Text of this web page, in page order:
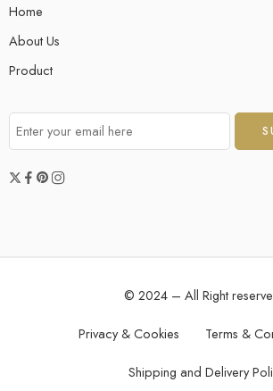
Home
About Us
Product
© 2024 – All Right
Privacy & Cookies Terms &
Shipping and Delivery